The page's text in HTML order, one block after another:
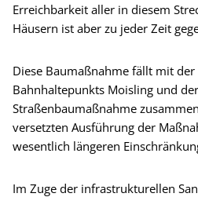
Erreichbarkeit aller in diesem
Häusern ist aber zu jeder Zeit
Diese Baumaßnahme fällt mit
Bahnhaltepunkts Moisling und
Straßenbaumaßnahme
versetzten Ausführung der
wesentlich längeren
Im Zuge der infrastrukturellen